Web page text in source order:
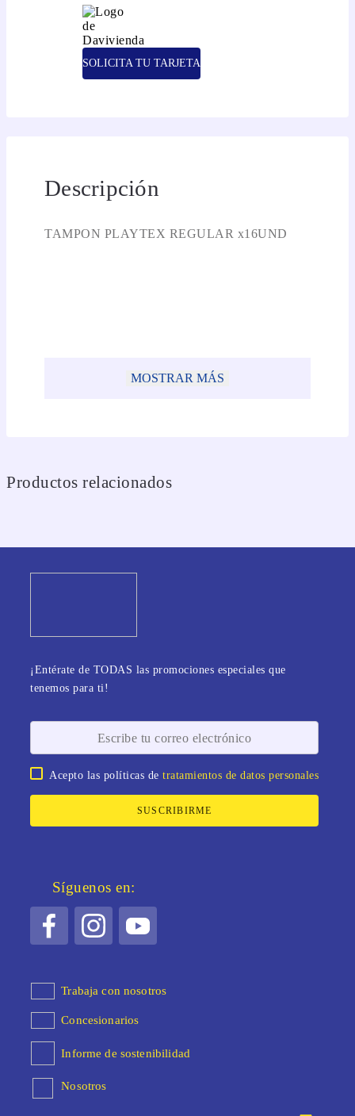
SOLICITA TU TARJETA
Descripción
TAMPON PLAYTEX REGULAR x16UND
MOSTRAR MÁS
Productos relacionados
¡Entérate de TODAS las promociones especiales que
tenemos para ti!
Acepto las políticas detratamientos de datos personales
SUSCRIBIRME
Síguenos en:
Trabaja con nosotros
Concesionarios
Informe de sostenibilidad
Nosotros